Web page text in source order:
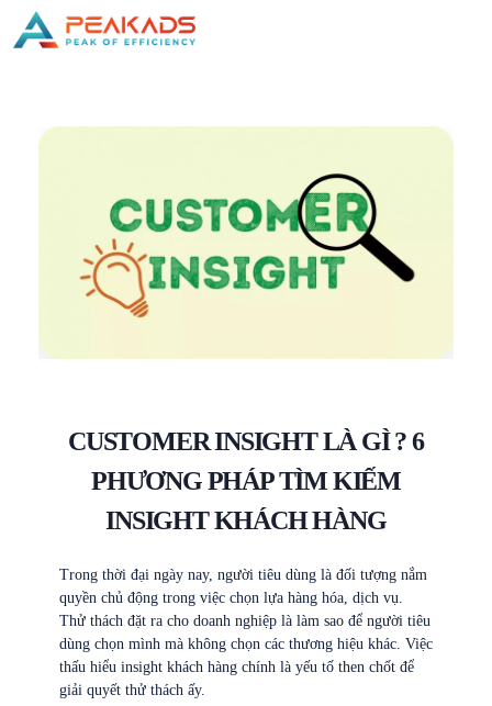
CUSTOMER INSIGHT LÀ GÌ ? 6
PHƯƠNG PHÁP TÌM KIẾM
INSIGHT KHÁCH HÀNG
Trong thời đại ngày nay, người tiêu dùng là đối tượng nắm
quyền chủ động trong việc chọn lựa hàng hóa, dịch vụ.
Thử thách đặt ra cho doanh nghiệp là làm sao để người tiêu
dùng chọn mình mà không chọn các thương hiệu khác. Việc
thấu hiểu insight khách hàng chính là yếu tố then chốt để
giải quyết thử thách ấy.